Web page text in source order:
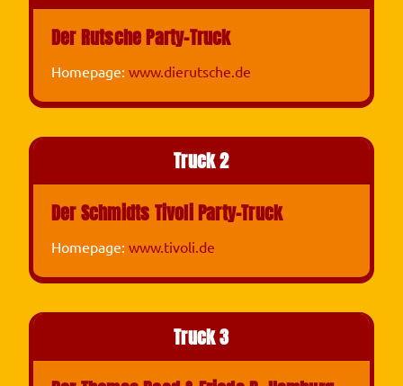
Der Rutsche Party-Truck
Homepage: www.dierutsche.de
Truck 2
Der Schmidts Tivoli Party-Truck
Homepage: www.tivoli.de
Truck 3